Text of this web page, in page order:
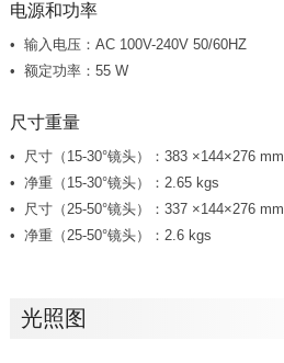
电源和功率
输入电压：AC 100V-240V 50/60HZ
额定功率：55 W
尺寸重量
尺寸（15-30°镜头）：383 ×144×276 mm
净重（15-30°镜头）：2.65 kgs
尺寸（25-50°镜头）：337 ×144×276 mm
净重（25-50°镜头）：2.6 kgs
光照图